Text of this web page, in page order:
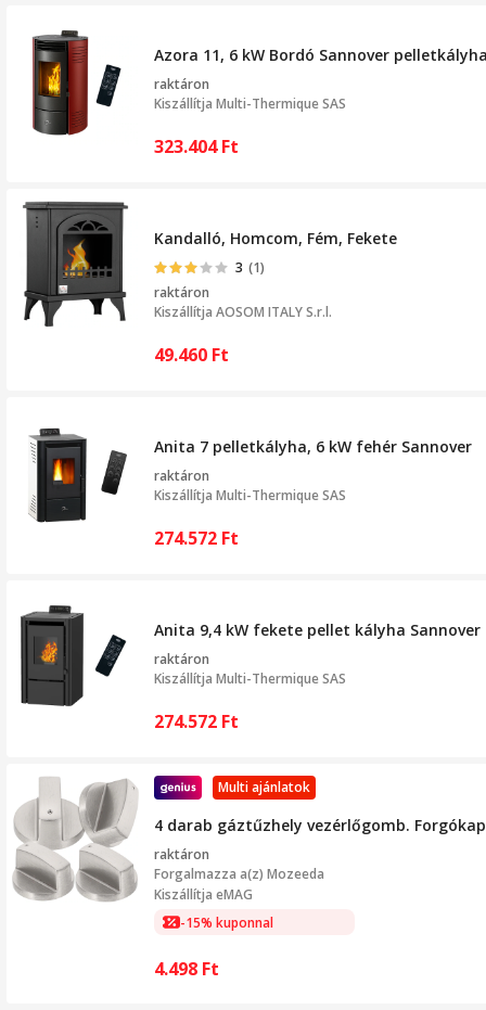
Azora 11, 6 kW Bordó Sannover
raktáron
Kiszállítja Multi-Thermique SAS
323.404Ft
Kandalló, Homcom, Fém, Fekete
3 (1)
raktáron
Kiszállítja AOSOM ITALY S.r.l.
49.460 Ft
Anita 7 pelletkályha, 6 kW fehér Sannover
raktáron
Kiszállítja Multi-Thermique SAS
274.572 Ft
Anita 9,4 kW fekete pellet kályha Sannover
raktáron
Kiszállítja Multi-Thermique SAS
274.572 Ft
Multi ajánlatok
4 darab gáztűzhely vezérlőgomb.
raktáron
Forgalmazza a(z) Mozeeda
Kiszállítja eMAG
-15% kuponnal
4.498 Ft